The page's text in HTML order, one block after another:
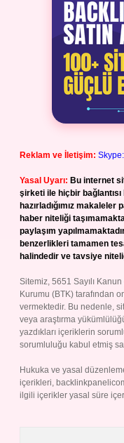
Reklam ve İletişim:
Yasal Uyarı: Bu internet
şirketi ile hiçbir
hazırladığımız
haber niteliği
paylaşım
benzerlikleri tamamen
halindedir ve tavsiye
Sitemiz, 5651 Sayılı
Kurumu (BTK) tarafından
vermektedir. Bu nedenle,
veya araştırma
yazdıkları içeriklerin
sorumluluğu kabul etmiş
Hukuka ve yasal
içerikleri,
ilgili içerikler yasal süre